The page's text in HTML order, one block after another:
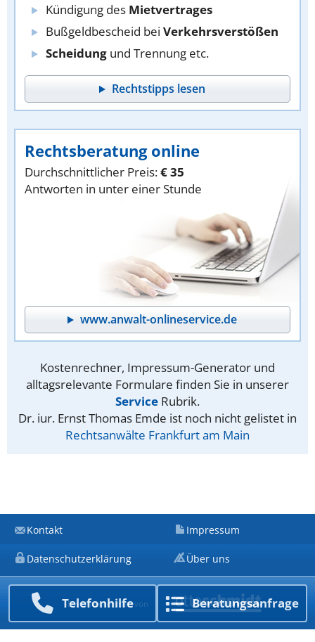
Kündigung des Mietvertrages
Bußgeldbescheid bei Verkehrsverstößen
Scheidung und Trennung etc.
Rechtstipps lesen
Rechtsberatung online
Durchschnittlicher Preis:€ 35
Antworten in unter einer Stunde
www.anwalt-onlineservice.de
Kostenrechner, Impressum-Generator und
alltagsrelevante Formulare finden Sie in unserer
Service Rubrik.
Dr. iur. Ernst Thomas Emde ist noch nicht gelistet in
Rechtsanwälte Frankfurt am Main
Telefon­hilfe Beratungs­anfrage
Kontakt Impressum
Datenschutzerklärung Über uns
Ein Unternehmen von